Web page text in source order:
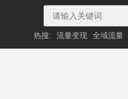
热搜: 流量变现 全域流量